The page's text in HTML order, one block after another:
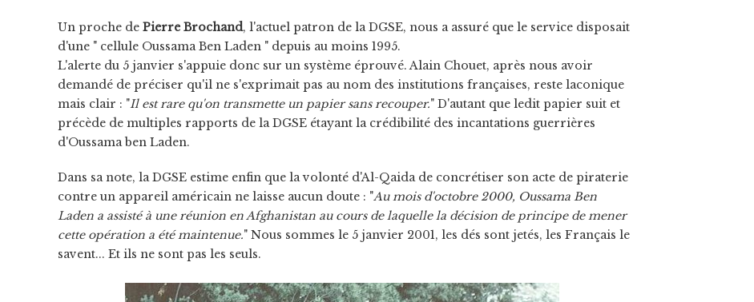
Un proche de Pierre Brochand, l'actuel patron de la DGSE, nous a assuré que le service disposait
d'une " cellule Oussama Ben Laden " depuis au moins 1995.
L'alerte du 5 janvier s'appuie donc sur un système éprouvé. Alain Chouet, après nous avoir
demandé de préciser qu'il ne s'exprimait pas au nom des institutions françaises, reste laconique
mais clair : "Il est rare qu'on transmette un papier sans recouper." D'autant que ledit papier suit et
précède de multiples rapports de la DGSE étayant la crédibilité des incantations guerrières
d'Oussama ben Laden.
Dans sa note, la DGSE estime enfin que la volonté d'Al-Qaida de concrétiser son acte de piraterie
contre un appareil américain ne laisse aucun doute : "Au mois d'octobre 2000, Oussama Ben
Laden a assisté à une réunion en Afghanistan au cours de laquelle la décision de principe de mener
cette opération a été maintenue." Nous sommes le 5 janvier 2001, les dés sont jetés, les Français le
savent... Et ils ne sont pas les seuls.